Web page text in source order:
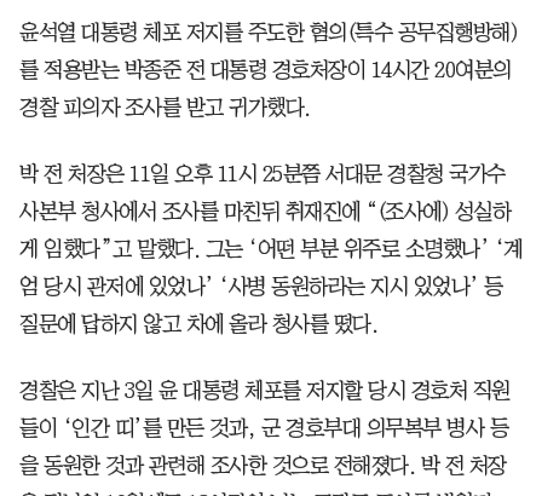
윤석열 대통령 체포 저지를 주도한 혐의(특수 공무집행방해)
를 적용받는 박종준 전 대통령 경호처장이 14시간 20여분의
경찰 피의자 조사를 받고 귀가했다.
박 전 처장은 11일 오후 11시 25분쯤 서대문 경찰청 국가수
사본부 청사에서 조사를 마친뒤 취재진에 “(조사에) 성실하
게 임했다”고 말했다. 그는 ‘어떤 부분 위주로 소명했나’ ‘계
엄 당시 관저에 있었나’ ‘사병 동원하라는 지시 있었나’ 등
질문에 답하지 않고 차에 올라 청사를 떴다.
경찰은 지난 3일 윤 대통령 체포를 저지할 당시 경호처 직원
들이 ‘인간 띠’를 만든 것과, 군 경호부대 의무복부 병사 등
을 동원한 것과 관련해 조사한 것으로 전해졌다. 박 전 처장